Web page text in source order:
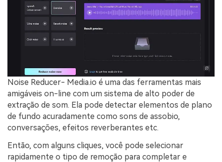
Noise Reducer- Media.io é uma das ferramentas mais
amigáveis on-line com um sistema de alto poder de
extração de som. Ela pode detectar elementos de plano
de fundo acuradamente como sons de assobio,
conversações, efeitos reverberantes etc.
Então, com alguns cliques, você pode selecionar
rapidamente o tipo de remoção para completar e